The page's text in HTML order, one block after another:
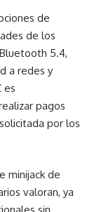
de
de los
5.4,
a redes y
es
pagos
por los
minijack de
valoran, ya
sin